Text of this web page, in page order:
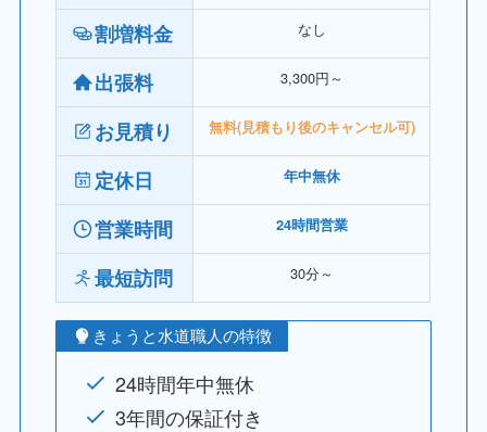
割増料金 なし
出張料 3,300円～
お見積り 無料(見積もり後のキャンセル可)
定休日 年中無休
営業時間 24時間営業
最短訪問 30分～
きょうと水道職人の特徴
24時間年中無休
3年間の保証付き